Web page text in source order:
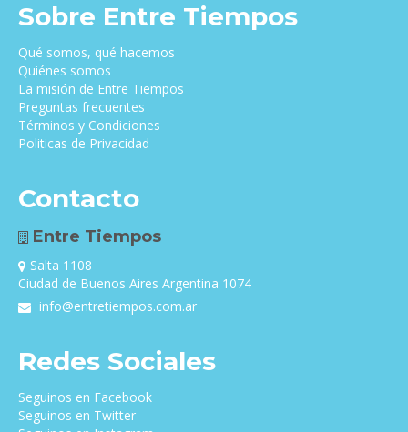
Sobre Entre Tiempos
Qué somos, qué hacemos
Quiénes somos
La misión de Entre Tiempos
Preguntas frecuentes
Términos y Condiciones
Politicas de Privacidad
Contacto
Entre Tiempos
Salta 1108
Ciudad de Buenos Aires Argentina 1074
info@entretiempos.com.ar
Redes Sociales
Seguinos en Facebook
Seguinos en Twitter